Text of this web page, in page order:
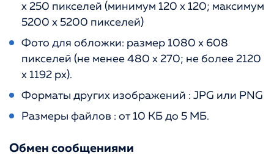
x 250 пикселей (минимум 120 x 120; максимум
5200 x 5200 пикселей)
Фото для обложки: размер 1080 x 608
пикселей (не менее 480 x 270; не более 2120
x 1192 px).
Форматы других изображений : JPG или PNG
Размеры файлов : от 10 КБ до 5 МБ.
Обмен сообщениями